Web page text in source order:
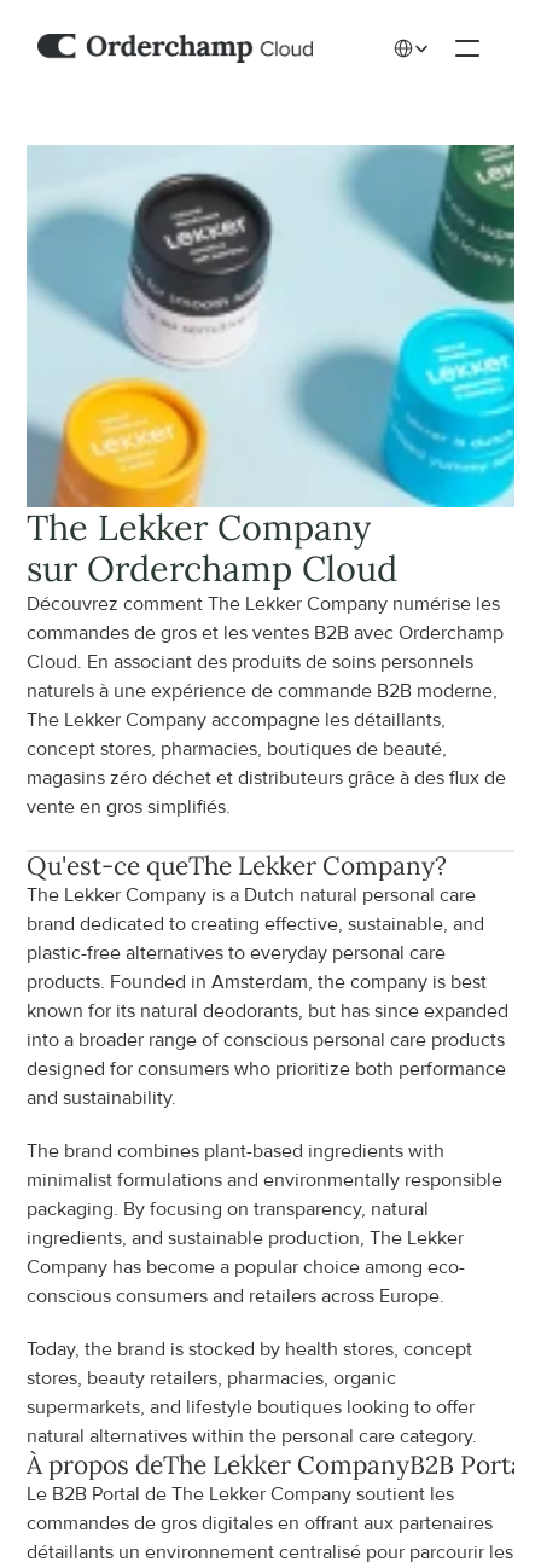
The Lekker Company
sur Orderchamp Cloud
Découvrez comment The Lekker Company numérise les
commandes de gros et les ventes B2B avec Orderchamp
Cloud. En associant des produits de soins personnels
naturels à une expérience de commande B2B moderne,
The Lekker Company accompagne les détaillants,
concept stores, pharmacies, boutiques de beauté,
magasins zéro déchet et distributeurs grâce à des flux de
vente en gros simplifiés.
Qu'est-ce queThe Lekker Company?
The Lekker Company is a Dutch natural personal care
brand dedicated to creating effective, sustainable, and
plastic-free alternatives to everyday personal care
products. Founded in Amsterdam, the company is best
known for its natural deodorants, but has since expanded
into a broader range of conscious personal care products
designed for consumers who prioritize both performance
and sustainability.
The brand combines plant-based ingredients with
minimalist formulations and environmentally responsible
packaging. By focusing on transparency, natural
ingredients, and sustainable production, The Lekker
Company has become a popular choice among eco-
conscious consumers and retailers across Europe.
Today, the brand is stocked by health stores, concept
stores, beauty retailers, pharmacies, organic
supermarkets, and lifestyle boutiques looking to offer
natural alternatives within the personal care category.
À propos deThe Lekker CompanyB2B Portal
Le B2B Portal de The Lekker Company soutient les
commandes de gros digitales en offrant aux partenaires
détaillants un environnement centralisé pour parcourir les